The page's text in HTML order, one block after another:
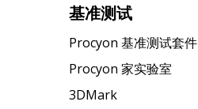
基准测试
Procyon 基准测试套件
Procyon 家实验室
3DMark